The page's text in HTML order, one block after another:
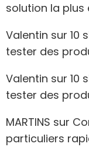
solution la plus
Valentin sur 10
tester des
Valentin sur 10
tester des
MARTINS sur
particuliers